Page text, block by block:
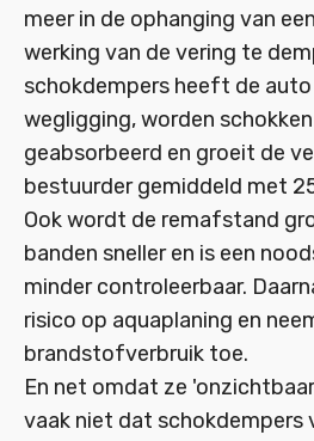
meer in de ophanging van
werking van de vering te
schokdempers heeft de
wegligging, worden
geabsorbeerd en groeit de
bestuurder gemiddeld met
Ook wordt de remafstand
banden sneller en is een
minder controleerbaar.
risico op aquaplaning en
brandstofverbruik toe.
En net omdat ze
vaak niet dat schokdempers